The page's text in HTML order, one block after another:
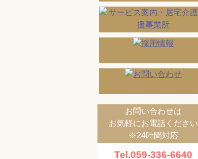
お問い合わせは
お気軽にお電話ください
※24時間対応
Tel.059-336-6640